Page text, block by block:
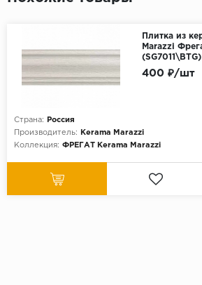
Плитка из
Marazzi
(SG7011\BTG)
Страна:
Россия
Производитель:
Kerama Marazzi
Коллекция: ФРЕГАТ Kerama Marazzi
400 ₽/шт